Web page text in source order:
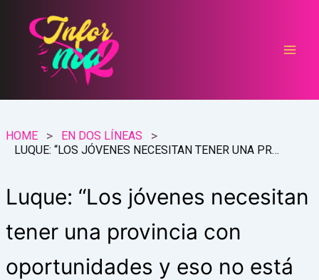
contenido
HOME
EN DOS LÍNEAS
LUQUE: “LOS JÓVENES NECESITAN TENER UNA PROVINCIA CON OPORTUNIDADES Y ESO NO ESTÁ PASANDO”
Luque: “Los jóvenes necesitan
tener una provincia con
oportunidades y eso no está